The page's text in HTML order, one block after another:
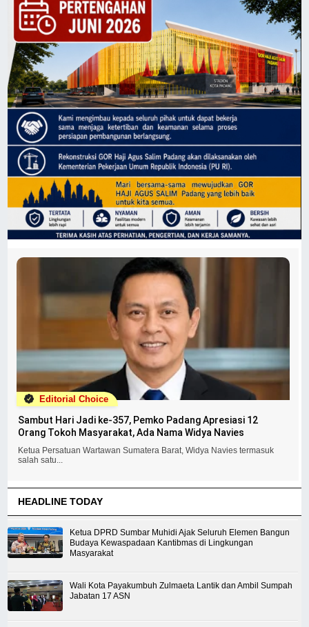
Editorial Choice
Sambut Hari Jadi ke-357, Pemko Padang Apresiasi 12
Orang Tokoh Masyarakat, Ada Nama Widya Navies
Ketua Persatuan Wartawan Sumatera Barat, Widya Navies termasuk
salah satu...
HEADLINE TODAY
Ketua DPRD Sumbar Muhidi Ajak Seluruh Elemen Bangun
Budaya Kewaspadaan Kantibmas di Lingkungan
Masyarakat
Wali Kota Payakumbuh Zulmaeta Lantik dan Ambil Sumpah
Jabatan 17 ASN